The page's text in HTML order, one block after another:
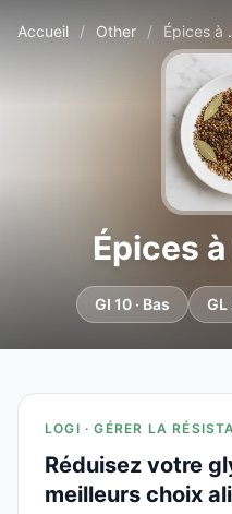
Accueil / Other / Épices à marinader
Épices
GI 10 · Bas GL
LOGI · GÉRER LA
Réduisez votre
meilleurs choix